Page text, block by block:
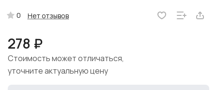
0 Нет отзывов
278 ₽
Стоимость может отличаться,
уточните актуальную цену